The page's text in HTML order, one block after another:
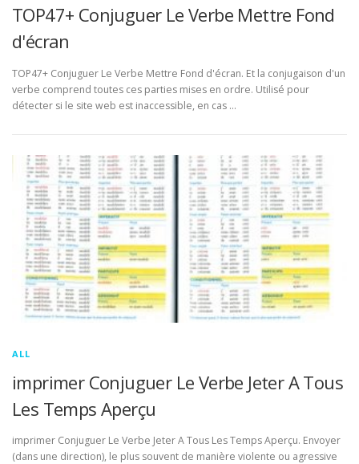
TOP47+ Conjuguer Le Verbe Mettre Fond
d'écran
TOP47+ Conjuguer Le Verbe Mettre Fond d'écran. Et la conjugaison d'un
verbe comprend toutes ces parties mises en ordre. Utilisé pour
détecter si le site web est inaccessible, en cas …
ALL
imprimer Conjuguer Le Verbe Jeter A Tous
Les Temps Aperçu
imprimer Conjuguer Le Verbe Jeter A Tous Les Temps Aperçu. Envoyer
(dans une direction), le plus souvent de manière violente ou agressive